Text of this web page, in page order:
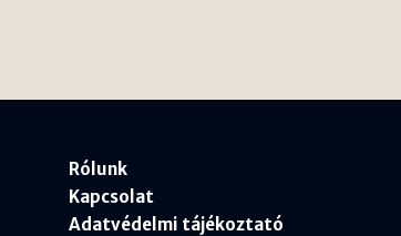
Rólunk
Kapcsolat
Adatvédelmi tájékoztató